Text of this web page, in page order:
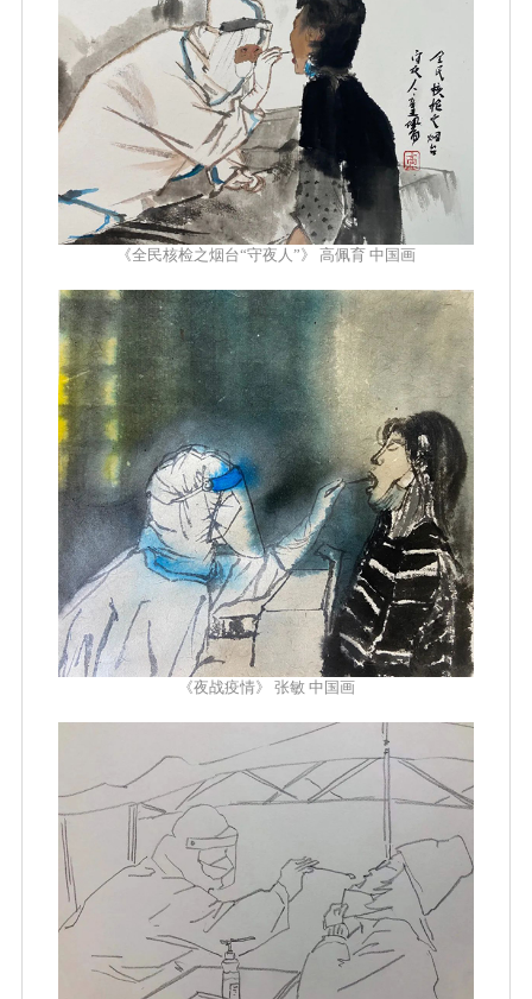
《全民核检之烟台“守夜人”》 高佩育 中国画
《夜战疫情》 张敏 中国画